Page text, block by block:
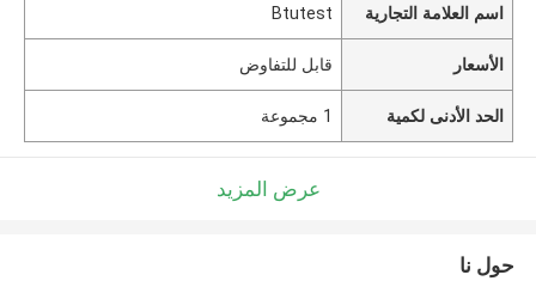
اسم العلامة التجارية Btutest
الأسعار قابل للتفاوض
الحد الأدنى لكمية 1 مجموعة
عرض المزيد
حول نا